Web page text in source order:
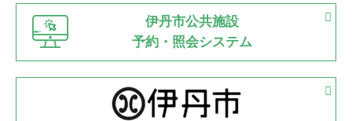
2022.06.12
県知事杯争奪バレーボール大会が開催
2022.05.05
体育協会長杯 バドミントン競技の部
伊丹市公共施設
予約・照会システム